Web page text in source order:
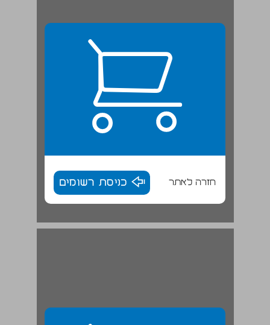
חזרה לאתר כניסת רשומים
"כשאתם מגיעין אצל אבני שיש טהור" (בבלי, חגיגה יד ע"ב) ... 19